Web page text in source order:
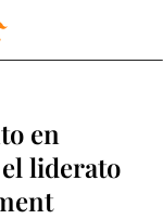
en
liderato